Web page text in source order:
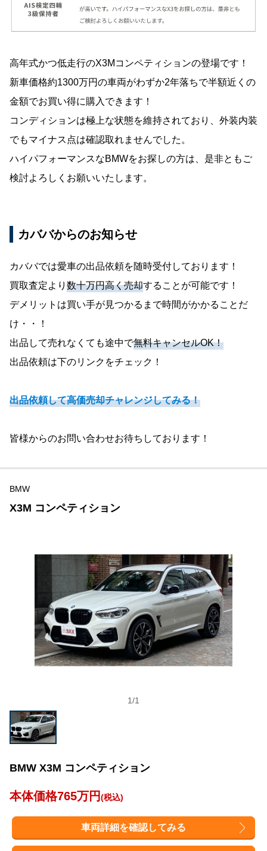
高年式かつ低走行のX3Mコンペティションの登場です！
新車価格約1300万円の車両がわずか2年落ちで半額近くの
金額でお買い得に購入できます！
コンディションは極上な状態を維持されており、外装内装
でもマイナス点は確認取れませんでした。
ハイパフォーマンスなBMWをお探しの方は、是非ともご
検討よろしくお願いいたします。
カババからのお知らせ
カババでは愛車の出品依頼を随時受付しております！
買取査定より 数十万円高く売却することが可能です！
デメリットは買い手が見つかるまで時間がかかることだ
け・・！
出品して売れなくても途中で無料キャンセルOK！
出品依頼は下のリンクをチェック！
出品依頼して高価売却チャレンジしてみる！
皆様からのお問い合わせお待ちしております！
BMW
X3M コンペティション
1/1
BMW X3M コンペティション
本体価格765万円(税込)
車両詳細を確認してみる